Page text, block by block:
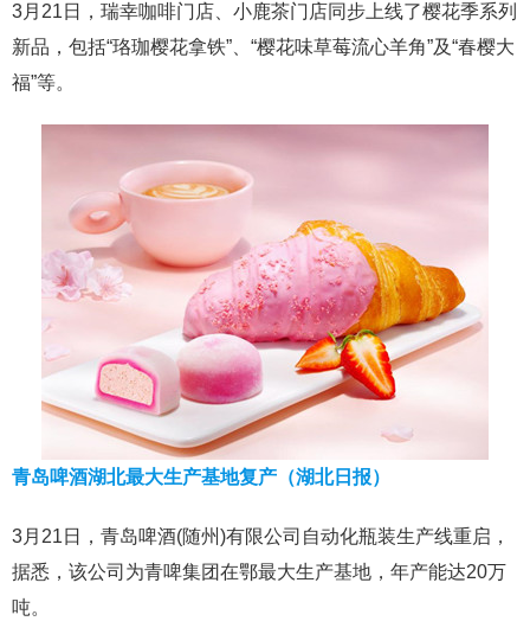
3月21日，瑞幸咖啡门店、小鹿茶门店同步上线了樱花季系列
新品，包括“珞珈樱花拿铁”、“樱花味草莓流心羊角”及“春樱大
福”等。
青岛啤酒湖北最大生产基地复产（湖北日报）
3月21日，青岛啤酒(随州)有限公司自动化瓶装生产线重启，
据悉，该公司为青啤集团在鄂最大生产基地，年产能达20万
吨。